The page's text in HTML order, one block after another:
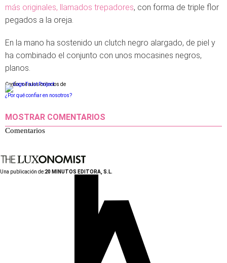
más originales, llamados trepadores, con forma de triple flor
pegados a la oreja.
En la mano ha sostenido un clutch negro alargado, de piel y
ha combinado el conjunto con unos mocasines negros,
planos.
Conforme a los criterios de
¿Por qué confiar en nosotros?
MOSTRAR COMENTARIOS
Comentarios
Una publicación de:20 MINUTOS EDITORA, S.L.